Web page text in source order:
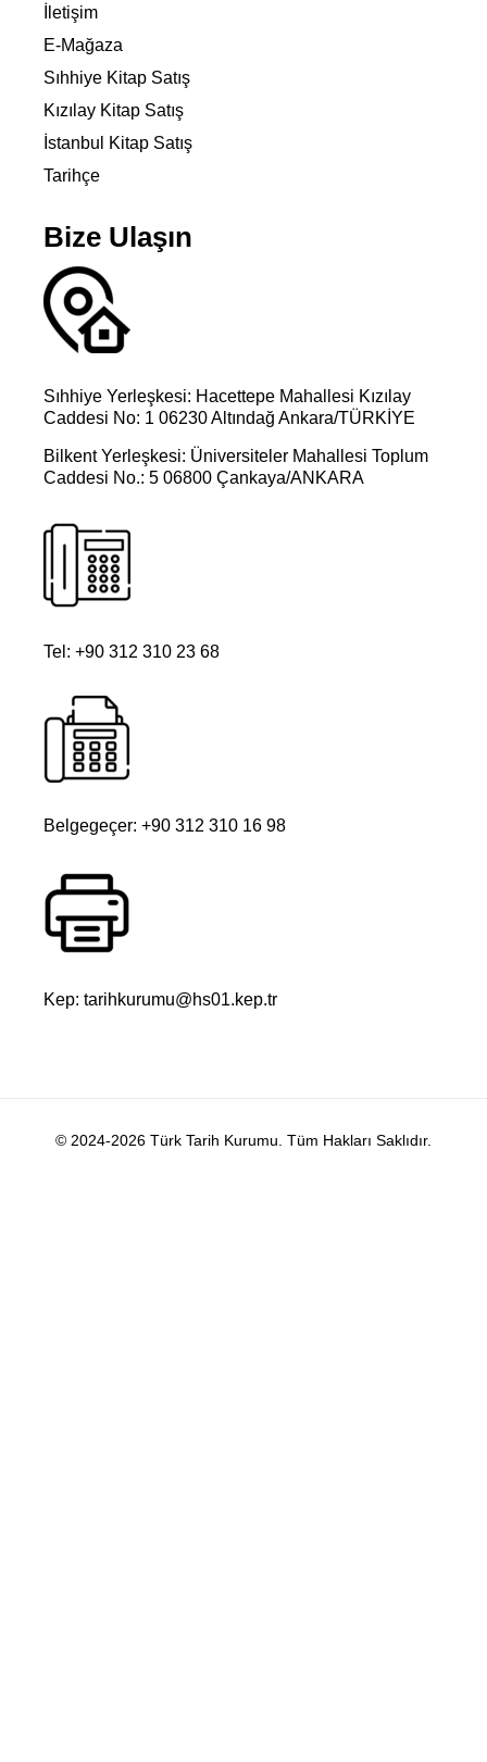
İletişim
E-Mağaza
Sıhhiye Kitap Satış
Kızılay Kitap Satış
İstanbul Kitap Satış
Tarihçe
Bize Ulaşın
Sıhhiye Yerleşkesi: Hacettepe Mahallesi Kızılay
Caddesi No: 1 06230 Altındağ Ankara/TÜRKİYE
Bilkent Yerleşkesi: Üniversiteler Mahallesi Toplum
Caddesi No.: 5 06800 Çankaya/ANKARA
Tel: +90 312 310 23 68
Belgegeçer: +90 312 310 16 98
Kep: tarihkurumu@hs01.kep.tr
© 2024-2026 Türk Tarih Kurumu. Tüm Hakları Saklıdır.